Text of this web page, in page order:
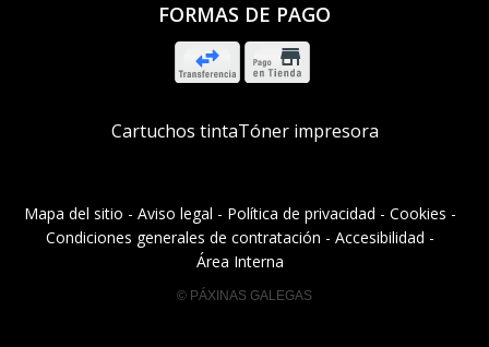
FORMAS DE PAGO
Cartuchos tintaTóner impresora
Mapa del sitio - Aviso legal - Política de privacidad - Cookies -
Condiciones generales de contratación - Accesibilidad -
Área Interna
© PÁXINAS GALEGAS